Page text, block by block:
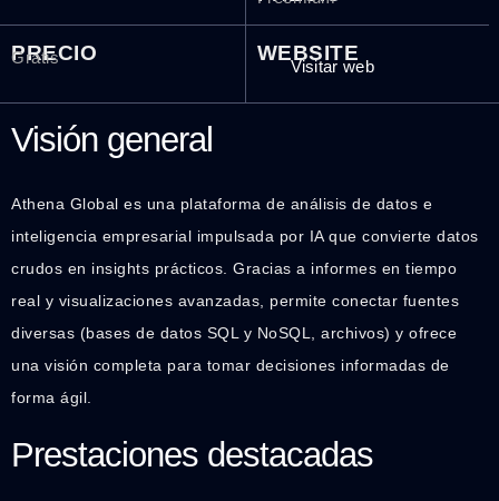
PRECIO
Gratis WEBSITE
Visitar web
Visión general
Athena Global es una plataforma de análisis de datos e
inteligencia empresarial impulsada por IA que convierte datos
crudos en insights prácticos. Gracias a informes en tiempo
real y visualizaciones avanzadas, permite conectar fuentes
diversas (bases de datos SQL y NoSQL, archivos) y ofrece
una visión completa para tomar decisiones informadas de
forma ágil.
Prestaciones destacadas